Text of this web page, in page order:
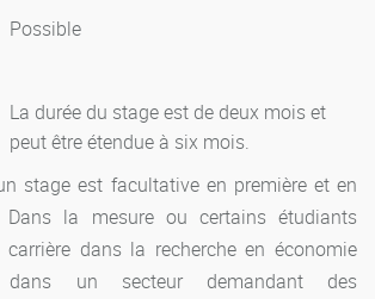
Possible
La durée du stage est de deux mois et
peut être étendue à six mois.
stage est facultative en première et en
Dans la mesure ou certains étudiants
dans la recherche en économie
un secteur demandant des